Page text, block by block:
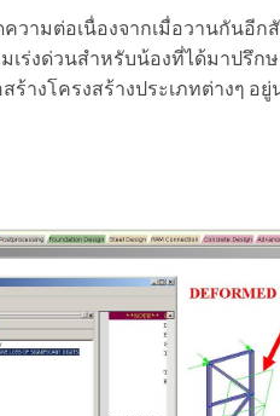
ามต่อเนื่องจากเมื่อวานกันอี
ร่งด่วนสำหรับน้องที่ได้มาปรึก
างโครงสร้างประเภทต่างๆ อยู่